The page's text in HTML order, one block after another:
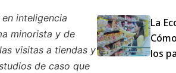
inteligencia
minorista y de
visitas a tiendas y
de caso que
La
los